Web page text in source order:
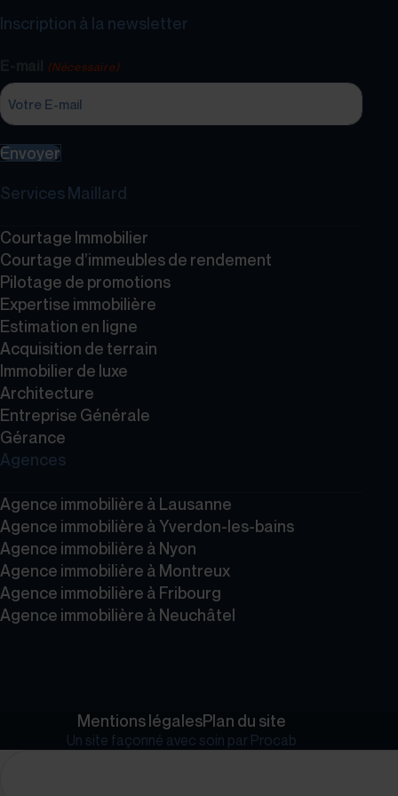
Inscription à la newsletter
(Nécessaire)
Envoyer
Services Maillard
Courtage Immobilier
Courtage d’immeubles de rendement
Pilotage de promotions
Expertise immobilière
Estimation en ligne
Acquisition de terrain
Immobilier de luxe
Architecture
Entreprise Générale
Gérance
Agences
Agence immobilière à Lausanne
Agence immobilière à Yverdon-les-bains
Agence immobilière à Nyon
Agence immobilière à Montreux
Agence immobilière à Fribourg
Agence immobilière à Neuchâtel
Mentions légalesPlan du site
Un site façonné avec soin par Procab